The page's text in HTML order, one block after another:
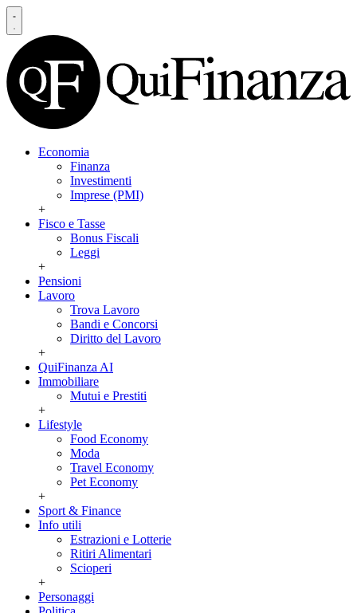
Economia
Finanza
Investimenti
Imprese (PMI)
+
Fisco e Tasse
Bonus Fiscali
Leggi
+
Pensioni
Lavoro
Trova Lavoro
Bandi e Concorsi
Diritto del Lavoro
+
QuiFinanza AI
Immobiliare
Mutui e Prestiti
+
Lifestyle
Food Economy
Moda
Travel Economy
Pet Economy
+
Sport & Finance
Info utili
Estrazioni e Lotterie
Ritiri Alimentari
Scioperi
+
Personaggi